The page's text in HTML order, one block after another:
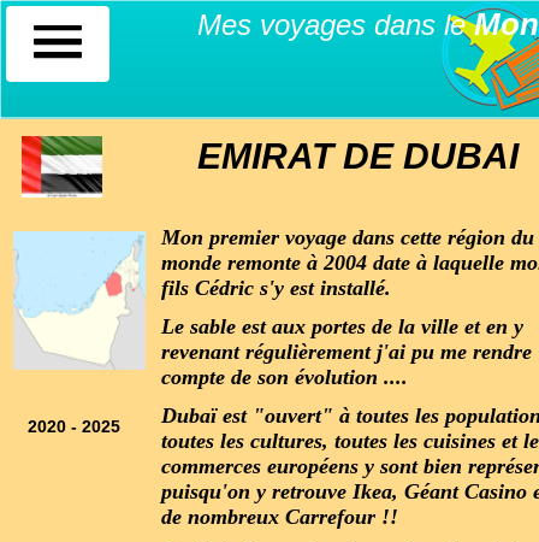
Mes voyages dans le
EMIRAT DE DUBAI
Mon premier voyage dans cette région du
monde remonte à 2004 date à laquelle
fils Cédric s'y est installé.
Le sable est aux portes de la ville et en y
revenant régulièrement j'ai pu me rendre
compte de son évolution ....
Dubaï est "ouvert" à toutes les
toutes les cultures, toutes les cuisines et
commerces européens y sont bien
puisqu'on y retrouve Ikea, Géant Casino
de nombreux Carrefour !!
2020 - 2025